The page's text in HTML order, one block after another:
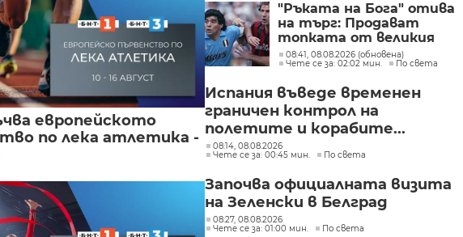
европейското
по лека атлетика -
"Ръката на Бога" отива
на търг: Продават
топката от великия
гол на Марадона
08:41, 08.08.2026 (обновена)
Чете се за: 02:02 мин.
По света
Испания въведе временен
граничен контрол на
полетите и корабите...
08:14, 08.08.2026
Чете се за: 00:45 мин.
По света
Започва официалната визита
на Зеленски в Белград
08:27, 08.08.2026
Чете се за: 01:00 мин.
По света